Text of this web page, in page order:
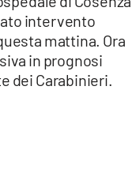
intervento
mattina. Ora
in prognosi
dei Carabinieri.